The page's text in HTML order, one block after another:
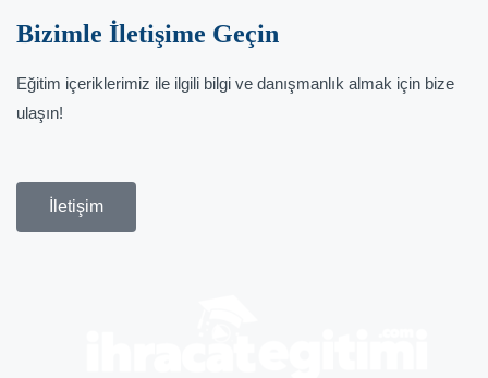
Bizimle İletişime Geçin
Eğitim içeriklerimiz ile ilgili bilgi ve danışmanlık almak için bize
ulaşın!
İletişim